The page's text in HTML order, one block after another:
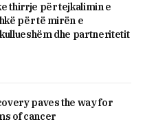
thirrje për tejkalimin e
për të mirën e
dhe partneritetit
paves the way for
of cancer